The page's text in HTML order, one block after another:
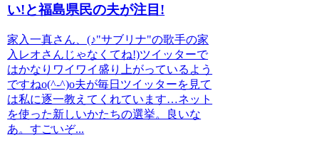
い!と福島県民の夫が注目!
家入一真さん、(♪"サブリナ"の歌手の家
入レオさんじゃなくてね!)ツイッターで
はかなりワイワイ盛り上がっているよう
ですねo(^-^)o夫が毎日ツイッターを見て
は私に逐一教えてくれています…ネット
を使った新しいかたちの選挙。良いな
あ。すごいぞ...